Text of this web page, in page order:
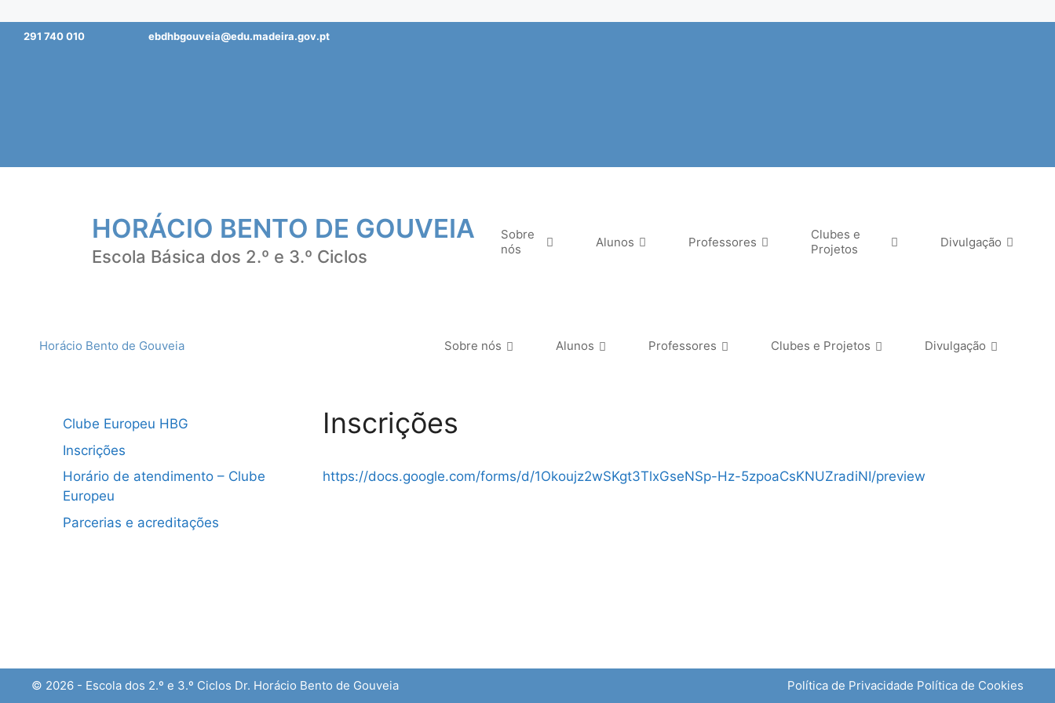
Saltar291 740 010 ebdhbgouveia@edu.madeira.gov.pt
HORÁCIO BENTO DE GOUVEIA
Escola Básica dos 2.º e 3.º Ciclos
Sobre
nós
Alunos Professores
Clubes e
Projetos
Divulgação
Horácio Bento de Gouveia Sobre nós Alunos Professores Clubes e Projetos Divulgação
Inscrições
https://docs.google.com/forms/d/1Okoujz2wSKgt3TlxGseNSp-Hz-5zpoaCsKNUZradiNI/preview
Clube Europeu HBG
Inscrições
Horário de atendimento – Clube
Europeu
Parcerias e acreditações
Política de Privacidade Política de Cookies
© 2026 - Escola dos 2.º e 3.º Ciclos Dr. Horácio Bento de Gouveia